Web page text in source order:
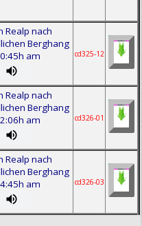
Realp nach
Berghang
am
cd325-12
Realp nach
Berghang
am
cd326-01
Realp nach
Berghang
am
cd326-03